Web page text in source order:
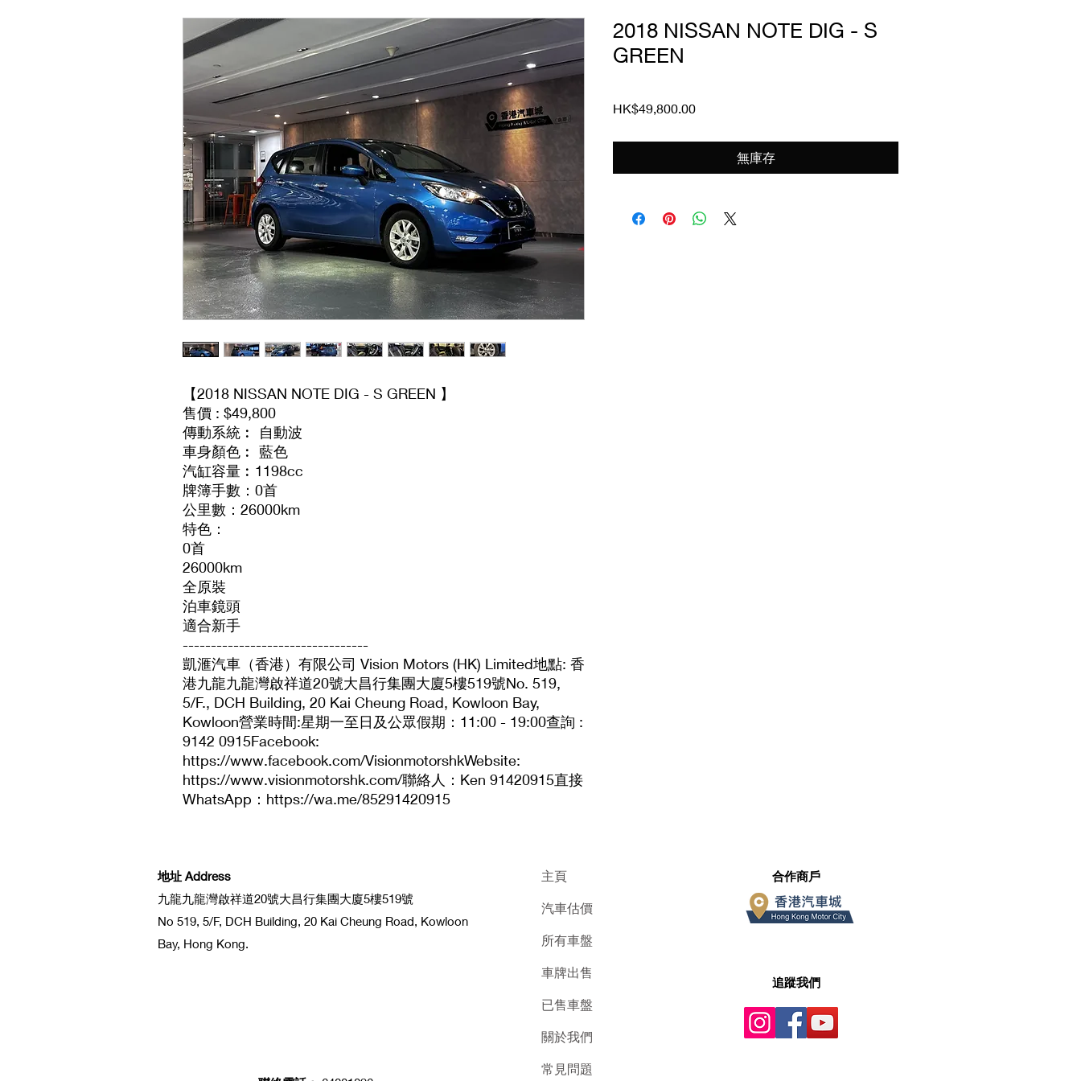
【2018 NISSAN NOTE DIG - S GREEN 】
售價 : $49,800
傳動系統︰ 自動波
車身顏色︰ 藍色
汽缸容量︰1198cc
牌簿手數：0首
公里數：26000km
特色：
0首
26000km
全原裝
泊車鏡頭
適合新手
---------------------------------
凱滙汽車（香港）有限公司 Vision Motors (HK) Limited地點: 香
港九龍九龍灣啟祥道20號大昌行集團大廈5樓519號No. 519,
5/F., DCH Building, 20 Kai Cheung Road, Kowloon Bay,
Kowloon營業時間:星期一至日及公眾假期：11:00 - 19:00查詢 :
9142 0915Facebook:
https://www.facebook.com/VisionmotorshkWebsite:
https://www.visionmotorshk.com/聯絡人：Ken 91420915直接
WhatsApp：https://wa.me/85291420915
2018 NISSAN NOTE DIG - S
GREEN
HK$49,800.00價
無庫存
地址 Address
九龍九龍灣啟祥道20號大昌行集團大廈5樓519號
No 519, 5/F, DCH Building, 20 Kai Cheung Road, Kowloon
Bay, Hong Kong.
主頁
汽車估價
所有車盤
車牌出售
已售車盤
關於我們
常見問題
​合作商戶
​追蹤我們